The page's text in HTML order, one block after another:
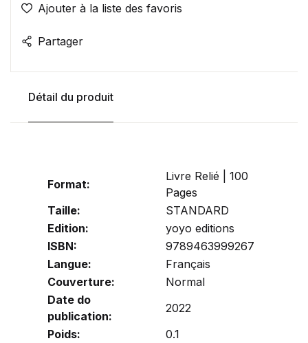
Ajouter à la liste des favoris
Partager
Détail du produit
Format:
Livre Relié | 100
Pages
Taille:
STANDARD
Edition:
yoyo editions
ISBN:
9789463999267
Langue:
Français
Couverture:
Normal
Date do
publication:
2022
Poids:
0.1